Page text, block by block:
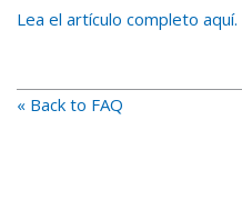
Lea el artículo completo aquí.
« Back to FAQ